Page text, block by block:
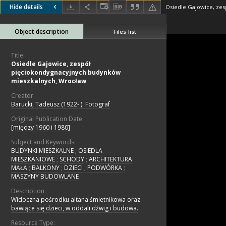
Hide details
Object description Files list
Title:
Osiedle Gajowice, zespół
pięciokondygnacyjnych budynków
mieszkalnych, Wrocław
Creator:
Barucki, Tadeusz (1922- ). Fotograf
Original Publication Date:
[między 1960 i 1980]
Subject and Keywords:
BUDYNKI MIESZKALNE ; OSIEDLA
MIESZKANIOWE ; SCHODY ; ARCHITEKTURA
MAŁA ; BALKONY ; DZIECI ; PODWÓRKA ;
MASZYNY BUDOWLANE
Description:
Widoczna pośrodku altana śmietnikowa oraz
bawiące się dzieci, w oddali dźwig i budowa.
Resource Type: